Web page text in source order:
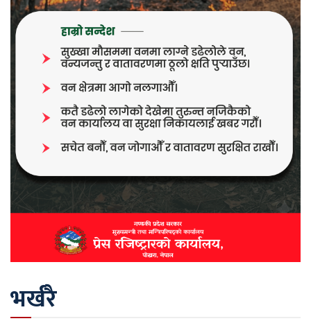
भर्खरै